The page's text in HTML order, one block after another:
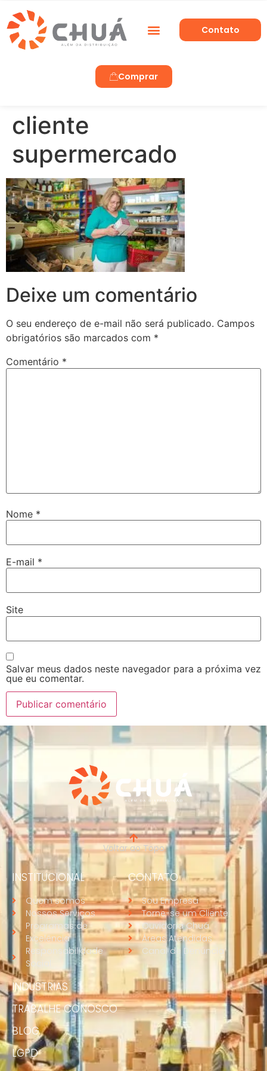
Comprar
Contato
cliente
supermercado
Deixe um comentário
O seu endereço de e-mail não será publicado. Campos
obrigatórios são marcados com *
Comentário *
Nome *
E-mail *
Site
Salvar meus dados neste navegador para a próxima vez
que eu comentar.
Voltar ao Topo
INSTITUCIONAL
Quem somos
Nossos Serviços
Programas de
Excelência
Responsabilidade
Social
INDUSTRIAS
TRABALHE CONOSCO
BLOG
LGPD
CONTATO
Sou Empresa
Torne-se um Cliente
Ouvidoria Chuá
Áreas Atendidas
Canal de Denúncia